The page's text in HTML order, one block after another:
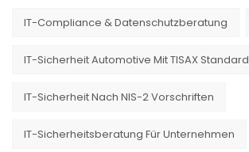
IT-Compliance & Datenschutzberatung
IT-Sicherheit Automotive Mit TISAX Standard
IT-Sicherheit Nach NIS-2 Vorschriften
IT-Sicherheitsberatung Für Unternehmen